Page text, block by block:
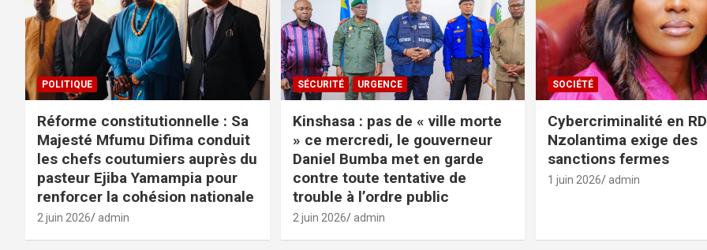
POLITIQUE
Réforme constitutionnelle : Sa
Majesté Mfumu Difima conduit
les chefs coutumiers auprès du
pasteur Ejiba Yamampia pour
renforcer la cohésion nationale
2 juin 2026 admin
SÉCURITÉ URGENCE
Kinshasa : pas de « ville morte
» ce mercredi, le gouverneur
Daniel Bumba met en garde
contre toute tentative de
trouble à l’ordre public
2 juin 2026 admin
SOCIÉTÉ
Cybercriminalité en
Nzolantima exige des
sanctions fermes
1 juin 2026 admin